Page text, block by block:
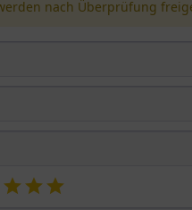
nach Überprüfung